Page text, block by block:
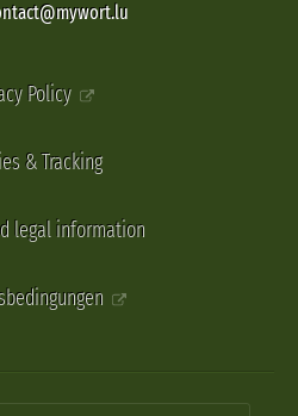
Policy
& Tracking
legal information